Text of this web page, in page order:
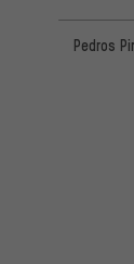
Pedros